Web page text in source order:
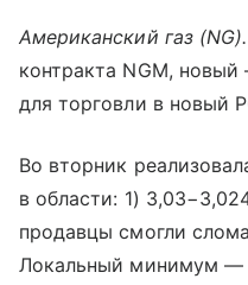
Американский газ (NG).
контракта NGM,
для торговли в новый
Во вторник
в области: 1)
продавцы смогли
Локальный минимум —